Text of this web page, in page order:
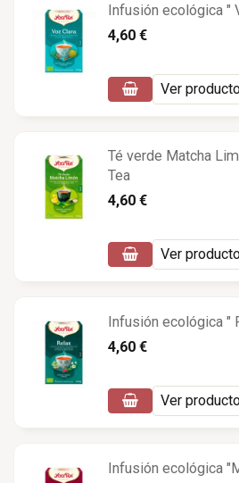
Infusión ecológica "
4,60 €
Ver
Té verde Matcha
Tea
4,60 €
Ver
Infusión ecológica "
4,60 €
Ver
Infusión ecológica